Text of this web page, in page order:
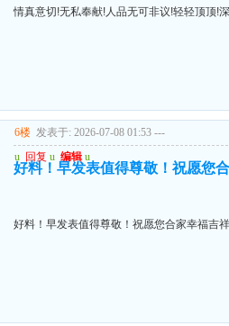
情真意切!无私奉献!人品无可非议!轻轻顶顶!
6楼 发表于: 2026-07-08 01:53 ---
u 回复 u 编辑 u
好料！早发表值得尊敬！祝愿您
好料！早发表值得尊敬！祝愿您合家幸福吉